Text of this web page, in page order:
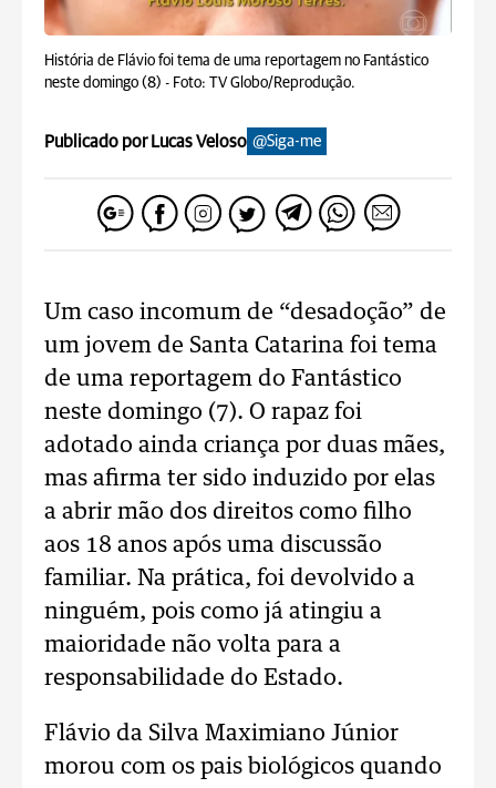
História de Flávio foi tema de uma reportagem no Fantástico
neste domingo (8) - Foto: TV Globo/Reprodução.
Publicado por Lucas Veloso @Siga-me
Um caso incomum de “desadoção” de
um jovem de Santa Catarina foi tema
de uma reportagem do Fantástico
neste domingo (7). O rapaz foi
adotado ainda criança por duas mães,
mas afirma ter sido induzido por elas
a abrir mão dos direitos como filho
aos 18 anos após uma discussão
familiar. Na prática, foi devolvido a
ninguém, pois como já atingiu a
maioridade não volta para a
responsabilidade do Estado.
Flávio da Silva Maximiano Júnior
morou com os pais biológicos quando